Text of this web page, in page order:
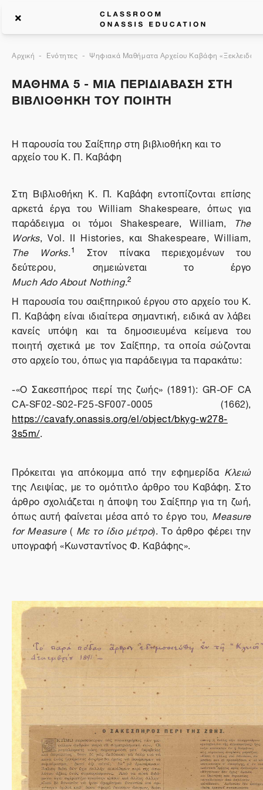
Αρχική Ενότητες Ψηφιακά Μαθήματα Αρχείου Καβάφη
ΜΑΘΗΜΑ 5 - ΜΙΑ ΠΕΡΙΔΙΑΒΑΣΗ ΣΤΗ
ΒΙΒΛΙΟΘΗΚΗ ΤΟΥ ΠΟΙΗΤΗ
Η παρουσία του Σαίξπηρ στη βιβλιοθήκη και το
αρχείο του Κ. Π. Καβάφη
Στη Βιβλιοθήκη Κ. Π. Καβάφη εντοπίζονται επίσης
αρκετά έργα του William Shakespeare, όπως για
παράδειγμα οι τόμοι Shakespeare, William, The
Works, Vol. II Histories, και Shakespeare, William,
The Works.1
Στον πίνακα περιεχομένων του
δεύτερου, σημειώνεται το έργο
Much Ado About Nothing.2
Η παρουσία του σαιξπηρικού έργου στο αρχείο του Κ.
Π. Καβάφη είναι ιδιαίτερα σημαντική, ειδικά αν λάβει
κανείς υπόψη και τα δημοσιευμένα κείμενα του
ποιητή σχετικά με τον Σαίξπηρ, τα οποία σώζονται
στο αρχείο του, όπως για παράδειγμα τα παρακάτω:
-«O Σακεσπήρος περί της ζωής» (1891): GR-OF CA
CA-SF02-S02-F25-SF007-0005 (1662),
https://cavafy.onassis.org/el/object/bkyg-w278-
3s5m/.
Πρόκειται για απόκομμα από την εφημερίδα Κλειώ
της Λειψίας, με το ομότιτλο άρθρο του Καβάφη. Στο
άρθρο σχολιάζεται η άποψη του Σαίξπηρ για τη ζωή,
όπως αυτή φαίνεται μέσα από το έργο του, Measure
for Measure( Με το ίδιο μέτρο). Το άρθρο φέρει την
υπογραφή «Κωνσταντίνος Φ. Καβάφης».